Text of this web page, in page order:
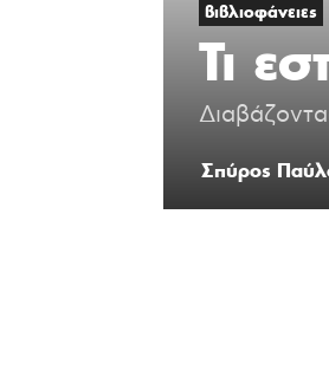
βιβλιοφάνειες
Τι
Σπύρος